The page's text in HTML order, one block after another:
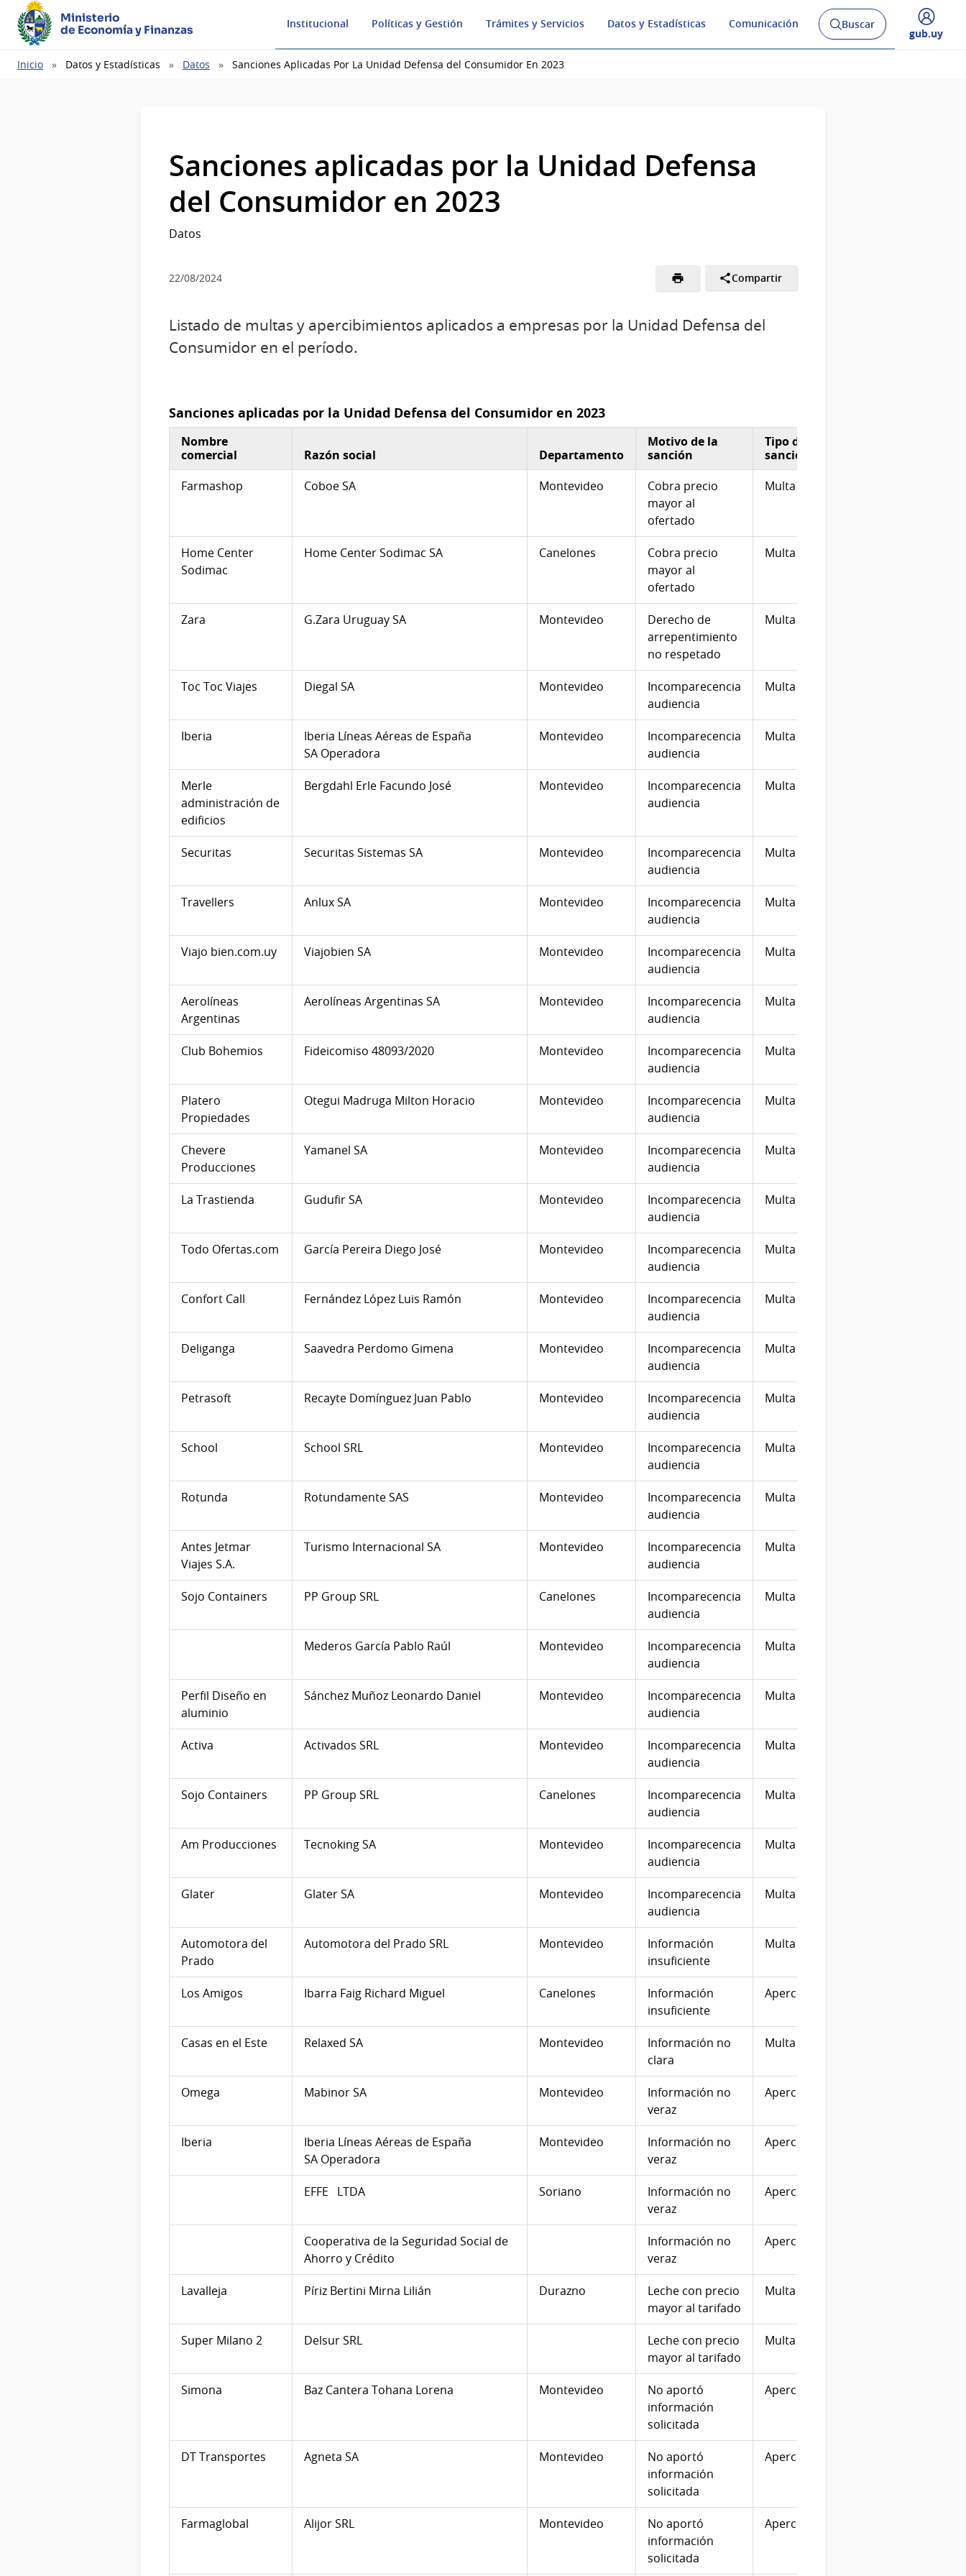
Ministerio
de Economía y Finanzas
Institucional Políticas y Gestión Trámites y Servicios Datos y Estadísticas Comunicación
Abrir
buscador
Buscar
Desplegar
gub.uy
Ruta
Inicio Datos y Estadísticas Datos Sanciones Aplicadas Por La Unidad Defensa del Consumidor En 2023
Sanciones aplicadas por la Unidad Defensa
del Consumidor en 2023
Datos
22/08/2024 Compartir
Listado de multas y apercibimientos aplicados a empresas por la Unidad Defensa del
Consumidor en el período.
Sanciones aplicadas por la Unidad Defensa del Consumidor en 2023
Nombre
comercial
Razón social Departamento
Motivo de la
sanción
Tipo de
sanción
Farmashop
Coboe SA Montevideo
Cobra precio
mayor al
ofertado
Multa
Home Center
Sodimac
Home Center Sodimac SA Canelones
Cobra precio
mayor al
ofertado
Multa
Zara G.Zara Uruguay SA Montevideo
Derecho de
arrepentimiento
no respetado
Multa
Toc Toc Viajes Diegal SA Montevideo
Incomparecencia
audiencia
Multa
Iberia
Iberia Líneas Aéreas de España
SA Operadora
Montevideo
Incomparecencia
audiencia
Multa
Merle
administración de
edificios
Bergdahl Erle Facundo José Montevideo
Incomparecencia
audiencia
Multa
Securitas Securitas Sistemas SA Montevideo
Incomparecencia
audiencia
Multa
Travellers Anlux SA Montevideo
Incomparecencia
audiencia
Multa
Viajo bien.com.uy Viajobien SA Montevideo
Incomparecencia
audiencia
Multa
Aerolíneas
Argentinas
Aerolíneas Argentinas SA Montevideo
Incomparecencia
audiencia
Multa
Club Bohemios Fideicomiso 48093/2020 Montevideo
Incomparecencia
audiencia
Multa
Platero
Propiedades
Otegui Madruga Milton Horacio Montevideo
Incomparecencia
audiencia
Multa
Chevere
Producciones
Yamanel SA Montevideo
Incomparecencia
audiencia
Multa
La Trastienda Gudufir SA Montevideo
Incomparecencia
audiencia
Multa
Todo Ofertas.com García Pereira Diego José Montevideo
Incomparecencia
audiencia
Multa
Confort Call Fernández López Luis Ramón Montevideo
Incomparecencia
audiencia
Multa
Deliganga Saavedra Perdomo Gimena Montevideo
Incomparecencia
audiencia
Multa
Petrasoft Recayte Domínguez Juan Pablo Montevideo
Incomparecencia
audiencia
Multa
School School SRL Montevideo
Incomparecencia
audiencia
Multa
Rotunda Rotundamente SAS Montevideo
Incomparecencia
audiencia
Multa
Antes Jetmar
Viajes S.A.
Turismo Internacional SA Montevideo
Incomparecencia
audiencia
Multa
Sojo Containers PP Group SRL Canelones
Incomparecencia
audiencia
Multa
Mederos García Pablo Raúl Montevideo
Incomparecencia
audiencia
Multa
Perfil Diseño en
aluminio
Sánchez Muñoz Leonardo Daniel Montevideo
Incomparecencia
audiencia
Multa
Activa Activados SRL Montevideo
Incomparecencia
audiencia
Multa
Sojo Containers PP Group SRL Canelones
Incomparecencia
audiencia
Multa
Am Producciones Tecnoking SA Montevideo
Incomparecencia
audiencia
Multa
Glater Glater SA Montevideo
Incomparecencia
audiencia
Multa
Automotora del
Prado
Automotora del Prado SRL Montevideo
Información
insuficiente
Multa
Los Amigos Ibarra Faig Richard Miguel Canelones
Información
insuficiente
Apercibimiento
Casas en el Este Relaxed SA Montevideo
Información no
clara
Multa
Omega Mabinor SA Montevideo
Información no
veraz
Apercibimiento
Iberia
Iberia Líneas Aéreas de España
SA Operadora
Montevideo
Información no
veraz
Apercibimiento
EFFE LTDA Soriano
Información no
veraz
Apercibimiento
Cooperativa de la Seguridad Social de
Ahorro y Crédito
Información no
veraz
Apercibimiento
Lavalleja Píriz Bertini Mirna Lilián Durazno
Leche con precio
mayor al tarifado
Multa
Super Milano 2 Delsur SRL
Leche con precio
mayor al tarifado
Multa
Simona Baz Cantera Tohana Lorena Montevideo
No aportó
información
solicitada
Apercibimiento
DT Transportes Agneta SA Montevideo
No aportó
información
solicitada
Apercibimiento
Farmaglobal Alijor SRL Montevideo
No aportó
información
solicitada
Apercibimiento